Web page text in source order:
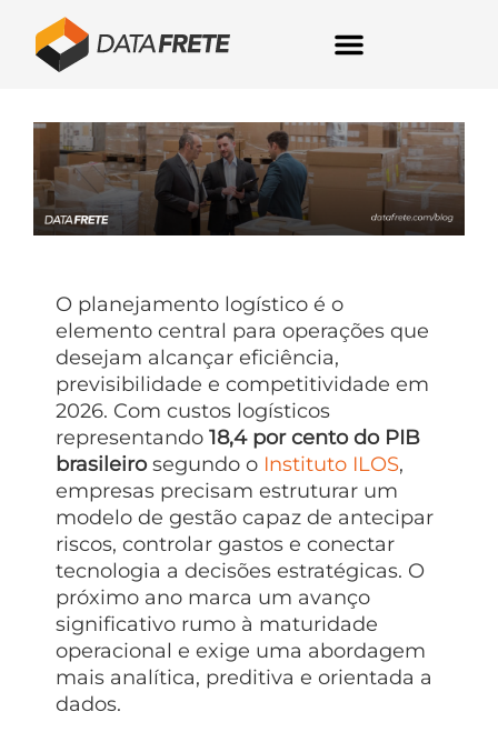
O planejamento logístico é o
elemento central para operações que
desejam alcançar eficiência,
previsibilidade e competitividade em
2026. Com custos logísticos
representando 18,4 por cento do PIB
brasileirosegundo o Instituto ILOS,
empresas precisam estruturar um
modelo de gestão capaz de antecipar
riscos, controlar gastos e conectar
tecnologia a decisões estratégicas. O
próximo ano marca um avanço
significativo rumo à maturidade
operacional e exige uma abordagem
mais analítica, preditiva e orientada a
dados.